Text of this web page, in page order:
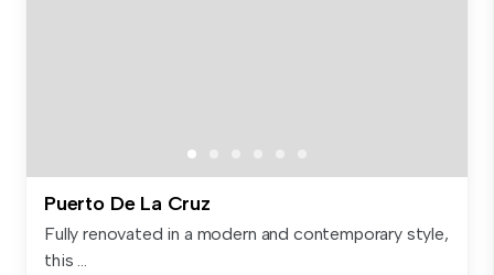
Puerto De La Cruz
Fully renovated in a modern and contemporary style,
this ...